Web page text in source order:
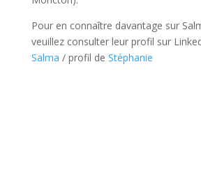
Pour en connaître davantage sur
veuillez consulter leur profil sur
Salma / profil de Stéphanie